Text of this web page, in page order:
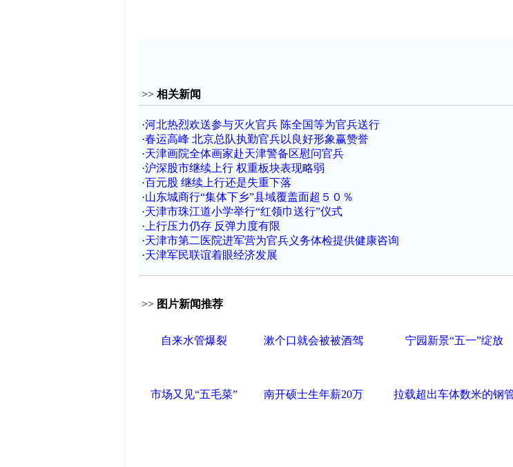
>> 相关新闻
·河北热烈欢送参与灭火官兵 陈全国等为官兵送行
·春运高峰 北京总队执勤官兵以良好形象赢赞誉
·天津画院全体画家赴天津警备区慰问官兵
·沪深股市继续上行 权重板块表现略弱
·百元股 继续上行还是失重下落
·山东城商行“集体下乡”县域覆盖面超５０％
·天津市珠江道小学举行“红领巾送行”仪式
· 上行压力仍存 反弹力度有限
·天津市第二医院进军营为官兵义务体检提供健康咨询
·天津军民联谊着眼经济发展
>> 图片新闻推荐
自来水管爆裂 漱个口就会被被酒驾 宁园新景“五一”绽放
市场又见“五毛菜” 南开硕士生年薪20万 拉载超出车体数米的钢